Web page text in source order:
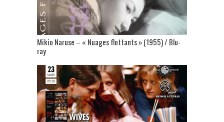
Mikio Naruse – « Nuages flottants » (1955) / Blu-
ray